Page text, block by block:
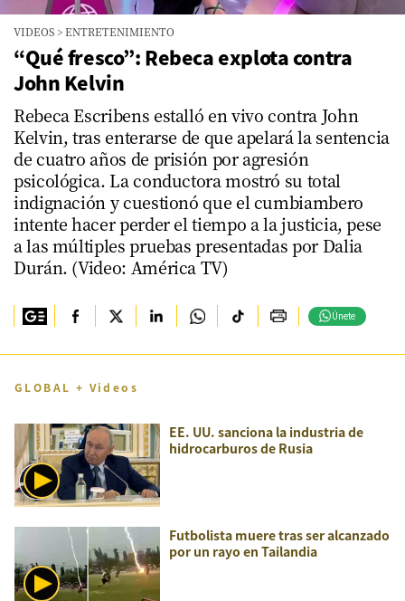
VIDEOS >ENTRETENIMIENTO
“Qué fresco”: Rebeca explota contra
John Kelvin
Rebeca Escribens estalló en vivo contra John
Kelvin, tras enterarse de que apelará la sentencia
de cuatro años de prisión por agresión
psicológica. La conductora mostró su total
indignación y cuestionó que el cumbiambero
intente hacer perder el tiempo a la justicia, pese
a las múltiples pruebas presentadas por Dalia
Durán. (Video: América TV)
Únete
GLOBAL + Videos
EE. UU. sanciona la industria de
hidrocarburos de Rusia
Futbolista muere tras ser alcanzado
por un rayo en Tailandia